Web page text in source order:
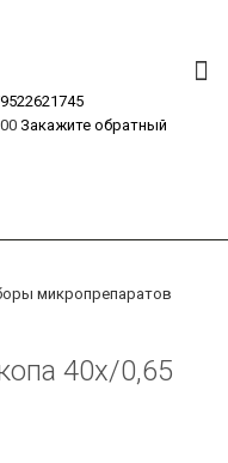
Закажите обратный
микропрепаратов
40х/0,65